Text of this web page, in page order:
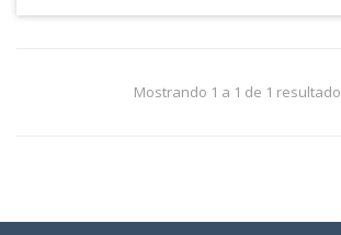
Mostrando 1 a 1 de 1 resultado